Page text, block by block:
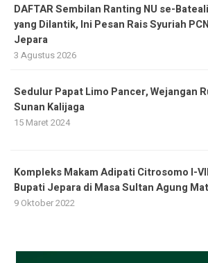
DAFTAR Sembilan Ranting NU se-
yang Dilantik, Ini Pesan Rais Syuriah
Jepara
3 Agustus 2026
Sedulur Papat Limo Pancer, Wejangan
Sunan Kalijaga
15 Maret 2024
Kompleks Makam Adipati Citrosomo I-
Bupati Jepara di Masa Sultan Agung
9 Oktober 2022